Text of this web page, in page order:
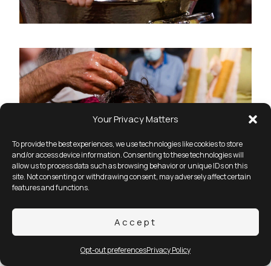
Your Privacy Matters
To provide the best experiences, we use technologies like cookies to store
and/or access device information. Consenting to these technologies will
allow us to process data such as browsing behavior or unique IDs on this
site. Not consenting or withdrawing consent, may adversely affect certain
features and functions.
Accept
Opt-out preferencesPrivacy Policy